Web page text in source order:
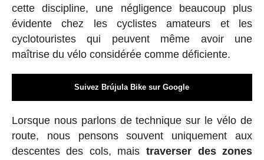
cette discipline, une négligence beaucoup plus
évidente chez les cyclistes amateurs et les
cyclotouristes qui peuvent même avoir une
maîtrise du vélo considérée comme déficiente.
Suivez Brújula Bike sur Google
Lorsque nous parlons de technique sur le vélo de
route, nous pensons souvent uniquement aux
descentes des cols, maistraverser des zones